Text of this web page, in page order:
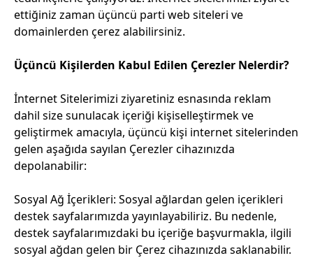
ettiğiniz zaman üçüncü parti web siteleri ve
domainlerden çerez alabilirsiniz.
Üçüncü Kişilerden Kabul Edilen Çerezler Nelerdir?
İnternet Sitelerimizi ziyaretiniz esnasında reklam
dahil size sunulacak içeriği kişiselleştirmek ve
geliştirmek amacıyla, üçüncü kişi internet sitelerinden
gelen aşağıda sayılan Çerezler cihazınızda
depolanabilir:
Sosyal Ağ İçerikleri: Sosyal ağlardan gelen içerikleri
destek sayfalarımızda yayınlayabiliriz. Bu nedenle,
destek sayfalarımızdaki bu içeriğe başvurmakla, ilgili
sosyal ağdan gelen bir Çerez cihazınızda saklanabilir.